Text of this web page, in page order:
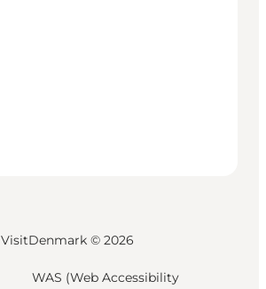
VisitDenmark © 2026
WAS (Web Accessibility